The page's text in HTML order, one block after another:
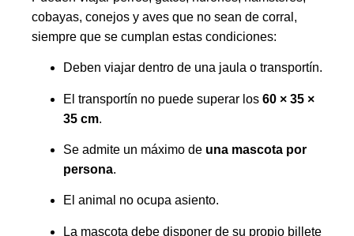
cobayas, conejos y aves que no sean de corral,
siempre que se cumplan estas condiciones:
Deben viajar dentro de una jaula o transportín.
El transportín no puede superar los 60 × 35 ×
35 cm.
Se admite un máximo de una mascota por
persona.
El animal no ocupa asiento.
La mascota debe disponer de su propio billete